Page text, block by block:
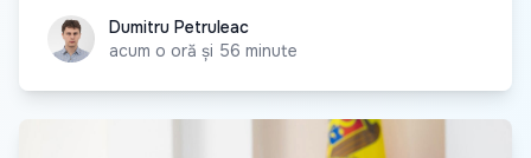
Dumitru Petruleac
Dumitru Petruleac
acum o oră și 56 minute